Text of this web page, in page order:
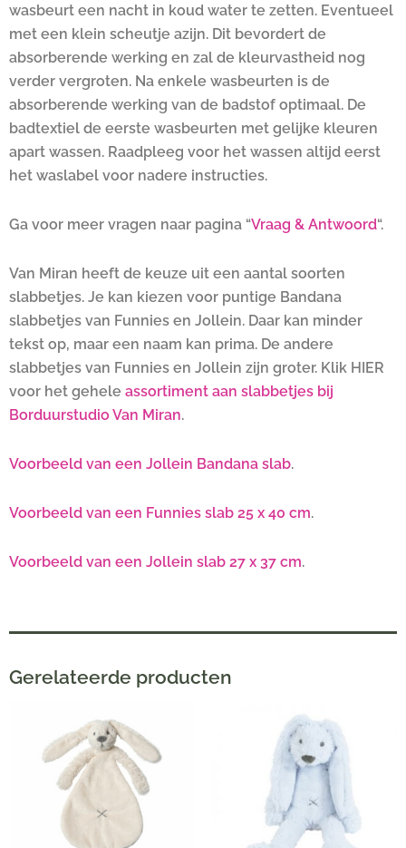
wasbeurt een nacht in koud water te zetten. Eventueel
met een klein scheutje azijn. Dit bevordert de
absorberende werking en zal de kleurvastheid nog
verder vergroten. Na enkele wasbeurten is de
absorberende werking van de badstof optimaal. De
badtextiel de eerste wasbeurten met gelijke kleuren
apart wassen. Raadpleeg voor het wassen altijd eerst
het waslabel voor nadere instructies.
Ga voor meer vragen naar pagina “Vraag & Antwoord“.
Van Miran heeft de keuze uit een aantal soorten
slabbetjes. Je kan kiezen voor puntige Bandana
slabbetjes van Funnies en Jollein. Daar kan minder
tekst op, maar een naam kan prima. De andere
slabbetjes van Funnies en Jollein zijn groter. Klik HIER
voor het gehele assortiment aan slabbetjes bij
Borduurstudio Van Miran.
Voorbeeld van een Jollein Bandana slab.
Voorbeeld van een Funnies slab 25 x 40 cm.
Voorbeeld van een Jollein slab 27 x 37 cm.
Gerelateerde producten